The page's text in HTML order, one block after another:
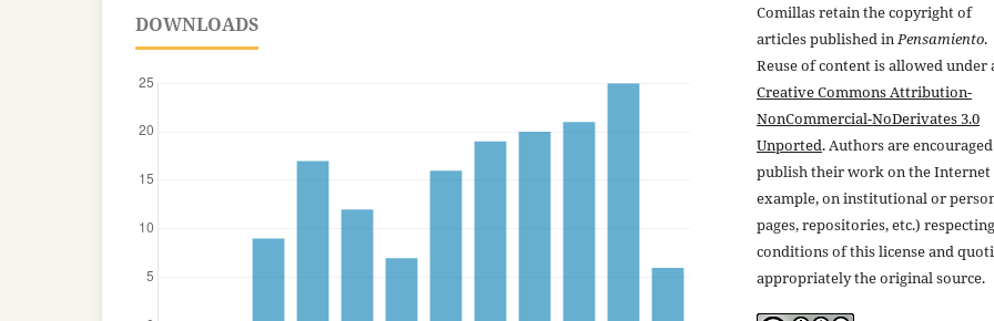
DOWNLOADS
Comillas retain the copyright of
articles published inPensamiento.
Reuse of content is allowed under
Creative Commons Attribution-
NonCommercial-NoDerivates 3.0
Unported. Authors are
publish their work on the
example, on institutional or
pages, repositories, etc.)
conditions of this license and
appropriately the original source.